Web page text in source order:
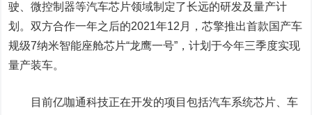
驶、微控制器等汽车芯片领域制定了长远的研发及量产计
划。双方合作一年之后的2021年12月，芯擎推出首款国产车
规级7纳米智能座舱芯片“龙鹰一号”，计划于今年三季度实现
量产装车。
目前亿咖通科技正在开发的项目包括汽车系统芯片、车